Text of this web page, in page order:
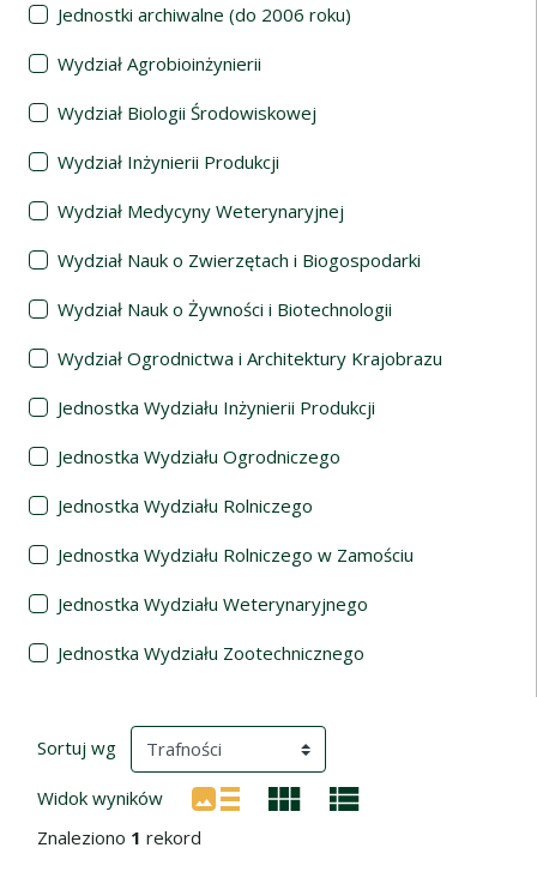
Jednostki archiwalne (do 2006 roku)
Wydział Agrobioinżynierii
Wydział Biologii Środowiskowej
Wydział Inżynierii Produkcji
Wydział Medycyny Weterynaryjnej
Wydział Nauk o Zwierzętach i Biogospodarki
Wydział Nauk o Żywności i Biotechnologii
Wydział Ogrodnictwa i Architektury Krajobrazu
Jednostka Wydziału Inżynierii Produkcji
Jednostka Wydziału Ogrodniczego
Jednostka Wydziału Rolniczego
Jednostka Wydziału Rolniczego w Zamościu
Jednostka Wydziału Weterynaryjnego
Jednostka Wydziału Zootechnicznego
Wyniki wyszukiwania
Sortuj wg (automatyczne przeładowanie treści)
Widok wyników
Znaleziono 1 rekord